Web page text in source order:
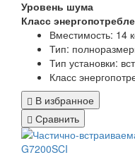
Уровень шума
Класс
Вместимость: 14
Тип:
Тип установки:
Класс
В избранное
Сравнить